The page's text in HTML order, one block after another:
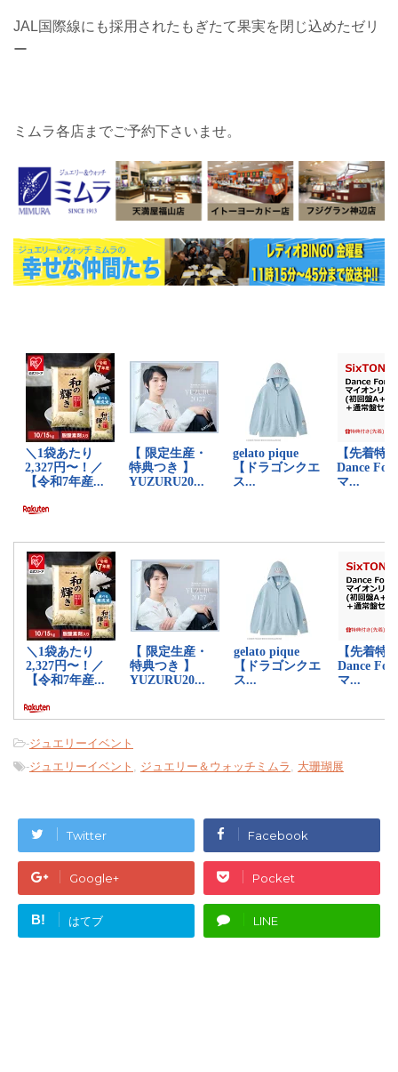
JAL国際線にも採用されたもぎたて果実を閉じ込めたゼリ
ー
ミムラ各店までご予約下さいませ。
-ジュエリーイベント
-ジュエリーイベント ジュエリー＆ウォッチミムラ 大珊瑚展
Twitter Facebook
Google+ Pocket
B! はてブ LINE